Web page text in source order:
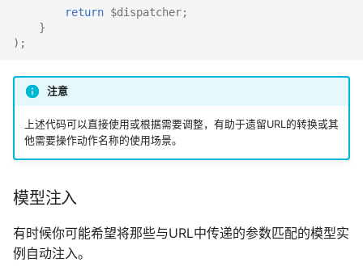
return $dispatcher;
}
);
注意
上述代码可以直接使用或根据需要调整，有助于遗留URL的转换或其
他需要操作动作名称的使用场景。
模型注入
有时候你可能希望将那些与URL中传递的参数匹配的模型实
例自动注入。